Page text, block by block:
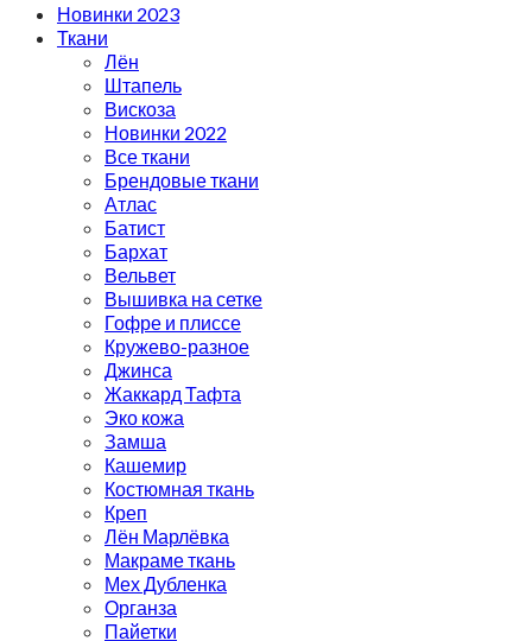
Новинки 2023
Ткани
Лён
Штапель
Вискоза
Новинки 2022
Все ткани
Брендовые ткани
Атлас
Батист
Бархат
Вельвет
Вышивка на сетке
Гофре и плиссе
Кружево-разное
Джинса
Жаккард Тафта
Эко кожа
Замша
Кашемир
Костюмная ткань
Креп
Лён Марлёвка
Макраме ткань
Мех Дубленка
Органза
Пайетки